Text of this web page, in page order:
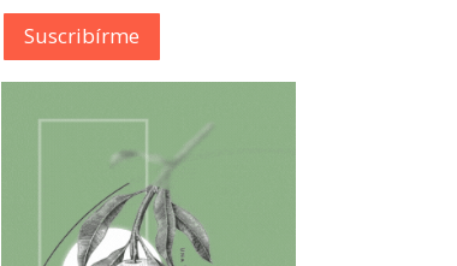
Suscribírme